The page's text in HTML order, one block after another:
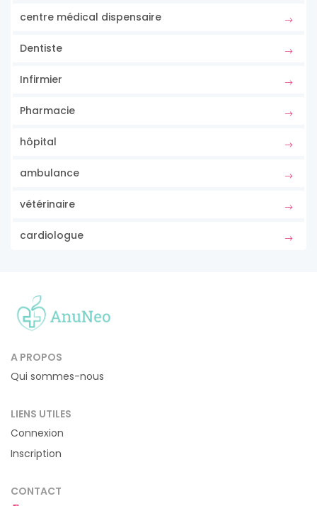
centre médical dispensaire
Dentiste
Infirmier
Pharmacie
hôpital
ambulance
vétérinaire
cardiologue
A PROPOS
Qui sommes-nous
LIENS UTILES
Connexion
Inscription
CONTACT